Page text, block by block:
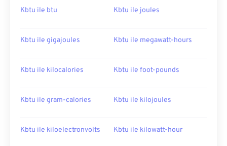
Kbtu ile btu Kbtu ile joules
Kbtu ile gigajoules Kbtu ile megawatt-hours
Kbtu ile kilocalories Kbtu ile foot-pounds
Kbtu ile gram-calories Kbtu ile kilojoules
Kbtu ile kiloelectronvolts Kbtu ile kilowatt-hour